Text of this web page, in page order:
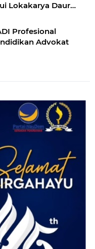
Lokakarya Daur
Profesional
Advokat